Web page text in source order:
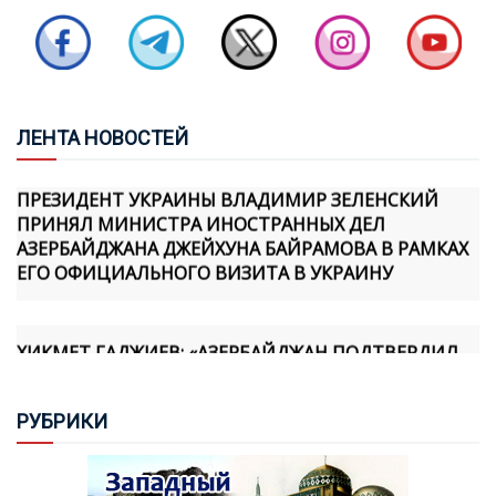
ЛЕНТА НОВОСТЕЙ
ПРЕЗИДЕНТ УКРАИНЫ ВЛАДИМИР ЗЕЛЕНСКИЙ
ПРИНЯЛ МИНИСТРА ИНОСТРАННЫХ ДЕЛ
АЗЕРБАЙДЖАНА ДЖЕЙХУНА БАЙРАМОВА В РАМКАХ
ЕГО ОФИЦИАЛЬНОГО ВИЗИТА В УКРАИНУ
ХИКМЕТ ГАДЖИЕВ: «АЗЕРБАЙДЖАН ПОДТВЕРДИЛ
СВОЮ ПРИВЕРЖЕННОСТЬ МИРУ ПРАКТИЧЕСКИМИ
СТОРОНА ТАКЖЕ ПРИНЯЛА НОВУЮ
ГЕОПОЛИТИЧЕСКУЮ РЕАЛЬНОСТЬ И ФОРМИРУЕТ
СВОЮ ПОЛИТИКУ В ЭТОМ НАПРАВЛЕНИИ»
РУБРИКИ